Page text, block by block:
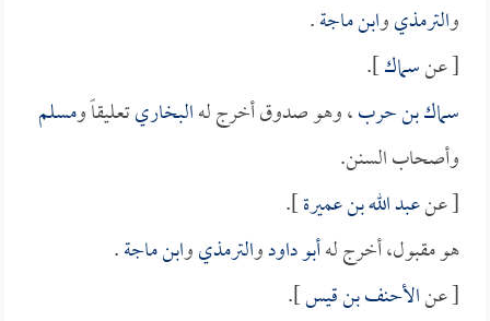
والترمذيوابن ماجة.
[ عنسماك].
سماك بن حرب، وهو صدوق أخرج لهالبخاريتعليقاً ومسلم
وأصحاب السنن.
[ عنعبد الله بن عميرة].
هو مقبول، أخرج لهأبو داودوالترمذيوابن ماجة.
[ عنالأحنف بن قيس].